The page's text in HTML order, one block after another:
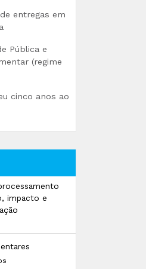
entregas em
Pública e
(regime
cinco anos ao
impacto e